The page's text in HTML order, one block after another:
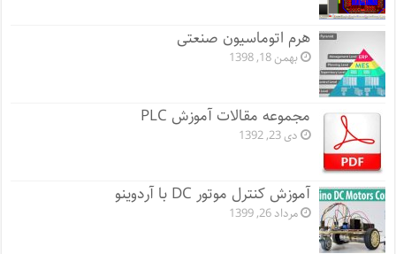
هرم اتوماسیون صنعتی
بهمن 18, 1398
مجموعه مقالات آموزش PLC
دی 23, 1392
آموزش کنترل موتور DC با آردوینو
مرداد 26, 1399